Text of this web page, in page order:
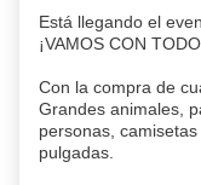
Está llegando el
¡VAMOS CON
Con la compra de
Grandes animales,
personas,
pulgadas.